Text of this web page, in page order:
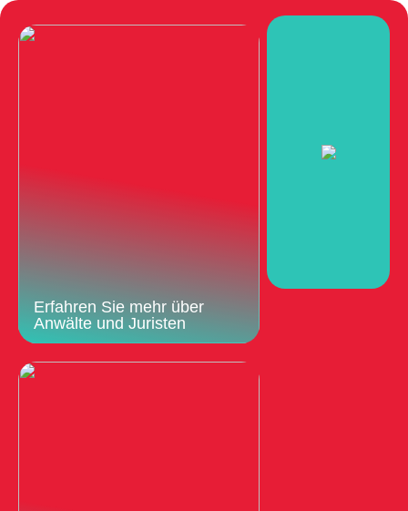
Erfahren Sie mehr über
Anwälte und Juristen